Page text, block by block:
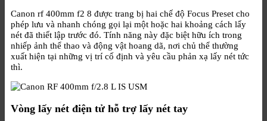
Canon rf 400mm f2 8 được trang bị hai chế độ Focus Preset cho
phép lưu và nhanh chóng gọi lại một hoặc hai khoảng cách lấy
nét đã thiết lập trước đó. Tính năng này đặc biệt hữu ích trong
nhiếp ảnh thể thao và động vật hoang dã, nơi chủ thể thường
xuất hiện tại những vị trí cố định và yêu cầu phản xạ lấy nét tức
thì.
Vòng lấy nét điện tử hỗ trợ lấy nét tay